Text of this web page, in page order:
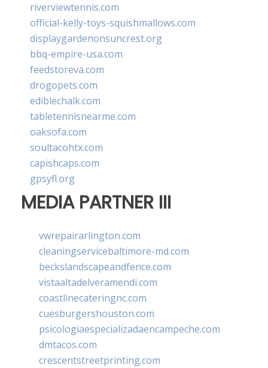
riverviewtennis.com
official-kelly-toys-squishmallows.com
displaygardenonsuncrest.org
bbq-empire-usa.com
feedstoreva.com
drogopets.com
ediblechalk.com
tabletennisnearme.com
oaksofa.com
soultacohtx.com
capishcaps.com
gpsyfl.org
MEDIA PARTNER III
vwrepairarlington.com
cleaningservicebaltimore-md.com
beckslandscapeandfence.com
vistaaltadelveramendi.com
coastlinecateringnc.com
cuesburgershouston.com
psicologiaespecializadaencampeche.com
dmtacos.com
crescentstreetprinting.com